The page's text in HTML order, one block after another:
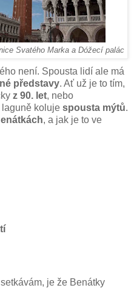
Svatého Marka a Dóžecí palác
není. Spousta lidí ale má
představy. Ať už je to tím,
z 90. let, nebo
laguně koluje spousta mýtů.
, a jak je to ve
je že Benátky